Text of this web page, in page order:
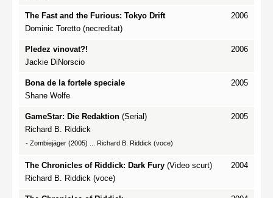
2006
The Fast and the Furious: Tokyo Drift
Dominic Toretto (necreditat)
2006
Pledez vinovat?!
Jackie DiNorscio
2005
Bona de la fortele speciale
Shane Wolfe
2005
GameStar: Die Redaktion (Serial)
Richard B. Riddick
- Zombiejäger (2005) ... Richard B. Riddick (voce)
2004
The Chronicles of Riddick: Dark Fury (Video scurt)
Richard B. Riddick (voce)